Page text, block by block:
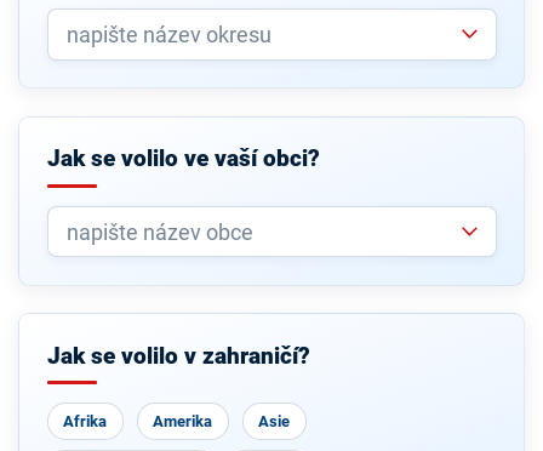
Jak se volilo ve vaší obci?
Jak se volilo v zahraničí?
Afrika Amerika Asie